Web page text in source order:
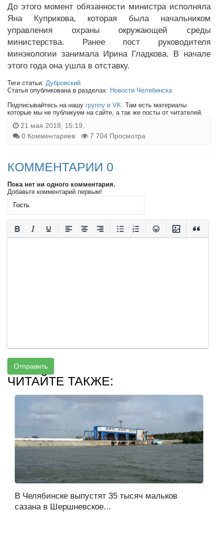
До этого момент обязанности министра исполняла
Яна Куприкова, которая была начальником
управления охраны окружающей среды
министерства. Ранее пост руководителя
минэкологии занимала Ирина Гладкова. В начале
этого года она ушла в отставку.
Теги статьи: Дубровский
Статья опубликована в разделах: Новости Челябинска
Подписывайтесь на нашу группу в VK . Там есть материалы
которые мы не публикуем на сайте, а так же посты от читателей.
21 мая 2018, 15:19,
0 Комментариев
7 704 Просмотра
КОММЕНТАРИИ 0
Пока нет ни одного комментария.
Добавьте комментарий первым!
Отправить
ЧИТАЙТЕ ТАКЖЕ:
В Челябинске выпустят 35 тысяч мальков
сазана в Шершневское...